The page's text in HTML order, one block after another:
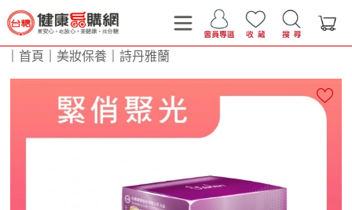
首頁 美妝保養 詩丹雅蘭